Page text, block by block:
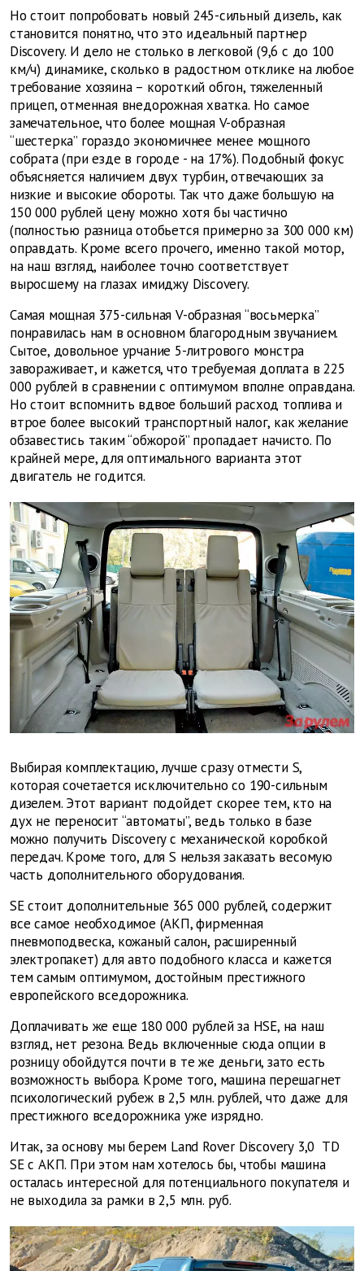
Но стоит попробовать новый 245-сильный дизель, как
становится понятно, что это идеальный партнер
Discovery. И дело не cтолько в легковой (9,6 с до 100
км/ч) динамике, сколько в радостном отклике на любое
требование хозяина – короткий обгон, тяжеленный
прицеп, отменная внедорожная хватка. Но самое
замечательное, что более мощная V-образная
“шестерка” гораздо экономичнее менее мощного
собрата (при езде в городе - на 17%). Подобный фокус
объясняется наличием двух турбин, отвечающих за
низкие и высокие обороты. Так что даже большую на
150 000 рублей цену можно хотя бы частично
(полностью разница отобьется примерно за 300 000 км)
оправдать. Кроме всего прочего, именно такой мотор,
на наш взгляд, наиболее точно соответствует
выросшему на глазах имиджу Discovery.
Самая мощная 375-сильная V-образная “восьмерка”
понравилась нам в основном благородным звучанием.
Сытое, довольное урчание 5-литрового монстра
завораживает, и кажется, что требуемая доплата в 225
000 рублей в сравнении с оптимумом вполне оправдана.
Но стоит вспомнить вдвое больший расход топлива и
втрое более высокий транспортный налог, как желание
обзавестись таким “обжорой” пропадает начисто. По
крайней мере, для оптимального варианта этот
двигатель не годится.
Выбирая комплектацию, лучше сразу отмести S,
которая сочетается исключительно со 190-сильным
дизелем. Этот вариант подойдет скорее тем, кто на
дух не переносит “автоматы”, ведь только в базе
можно получить Discovery с механической коробкой
передач. Кроме того, для S нельзя заказать весомую
часть дополнительного оборудования.
SE стоит дополнительные 365 000 рублей, содержит
все самое необходимое (АКП, фирменная
пневмоподвеска, кожаный салон, расширенный
электропакет) для авто подобного класса и кажется
тем самым оптимумом, достойным престижного
европейского вседорожника.
Доплачивать же еще 180 000 рублей за HSE, на наш
взгляд, нет резона. Ведь включенные сюда опции в
розницу обойдутся почти в те же деньги, зато есть
возможность выбора. Кроме того, машина перешагнет
психологический рубеж в 2,5 млн. рублей, что даже для
престижного вседорожника уже изрядно.
Итак, за основу мы берем Land Rover Discovery 3,0 TD
SE с АКП. При этом нам хотелось бы, чтобы машина
осталась интересной для потенциального покупателя и
не выходила за рамки в 2,5 млн. руб.